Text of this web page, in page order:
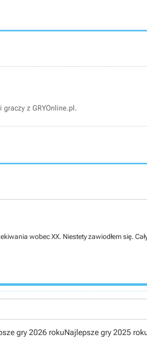
z GRYOnline.pl.
wobec XX. Niestety zawiodłem się.
gry 2026 rokuNajlepsze gry 2025